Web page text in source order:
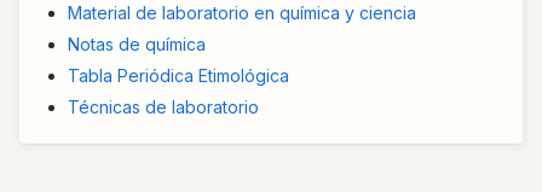
Material de laboratorio en química y ciencia
Notas de química
Tabla Periódica Etimológica
Técnicas de laboratorio